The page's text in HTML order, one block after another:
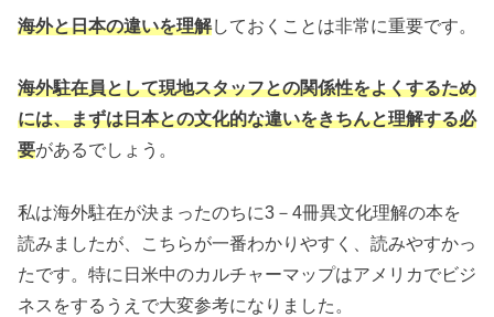
海外と日本の違いを理解しておくことは非常に重要です。
海外駐在員として現地スタッフとの関係性をよくするため
には、まずは日本との文化的な違いをきちんと理解する必
要があるでしょう。
私は海外駐在が決まったのちに3－4冊異文化理解の本を
読みましたが、こちらが一番わかりやすく、読みやすかっ
たです。特に日米中のカルチャーマップはアメリカでビジ
ネスをするうえで大変参考になりました。